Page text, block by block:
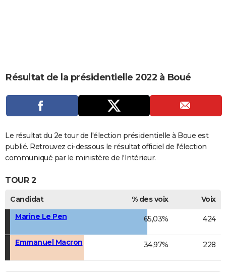
CARTE DE VOEUX
DICTIONNAIRE
Dictionnaire
Biographies
Expressions
Proverbes
PROGRAMME TV
COPAINS D'AVANT
Se connecter
Collèges
Universités
Entreprises
Service militaire
Avis de recherche
AVIS DE DÉCÈS
FORUM
Bricolage
Culture
Television
Voyage
Résultat de la présidentielle 2022 à Boué
Le résultat du 2e tour de l'élection présidentielle à Boue est
publié. Retrouvez ci-dessous le résultat officiel de l'élection
communiqué par le ministère de l'Intérieur.
TOUR 2
Candidat % des voix
Voix
Marine Le Pen
65,03% 424
Emmanuel Macron 34,97% 228